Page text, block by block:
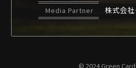
Media Partner 株式会
© 2024 Green